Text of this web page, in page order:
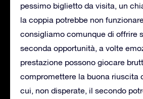
pessimo biglietto da visita, un
la coppia potrebbe non
consigliamo comunque di offrire
seconda opportunità, a volte
prestazione possono giocare
compromettere la buona riuscita
cui, non disperate, il secondo